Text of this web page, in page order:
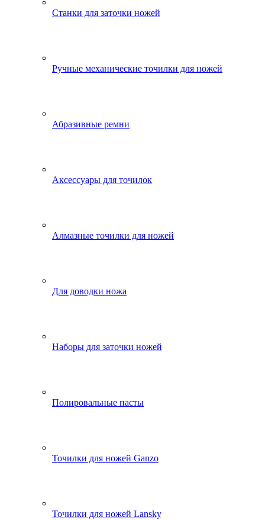
Станки для заточки ножей
Ручные механические точилки для ножей
Абразивные ремни
Аксессуары для точилок
Алмазные точилки для ножей
Для доводки ножа
Наборы для заточки ножей
Полировальные пасты
Точилки для ножей Ganzo
Точилки для ножей Lansky